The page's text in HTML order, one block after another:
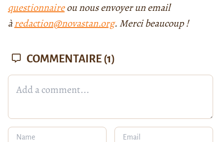
questionnaireou nous envoyer un email
àredaction@novastan.org. Merci beaucoup !
COMMENTAIRE (1)